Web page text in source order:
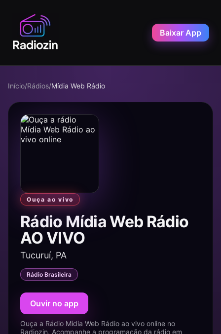
Baixar App
Início/Rádios/Mídia Web Rádio
Ouça ao vivo
Rádio Mídia Web Rádio
AO VIVO
Tucuruí, PA
Rádio Brasileira
Ouvir no app
Ouça a Rádio Mídia Web Rádio ao vivo online no
Radiozin. Acompanhe a programação da rádio em